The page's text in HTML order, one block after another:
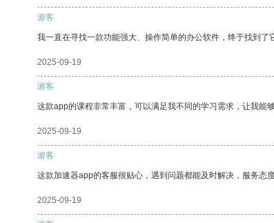
游客
我一直在寻找一款功能强大、操作简单的办公软件，终于找到
2025-09-19
游客
这款app的课程非常丰富，可以满足我不同的学习需求，让我能
2025-09-19
游客
这款加速器app的客服很贴心，遇到问题都能及时解决，服务态度
2025-09-19